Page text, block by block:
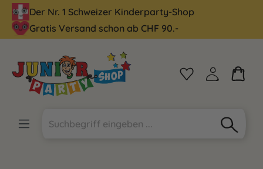
springen
Der Nr. 1 Schweizer Kinderparty-Shop
Gratis Versand schon ab CHF 90.-